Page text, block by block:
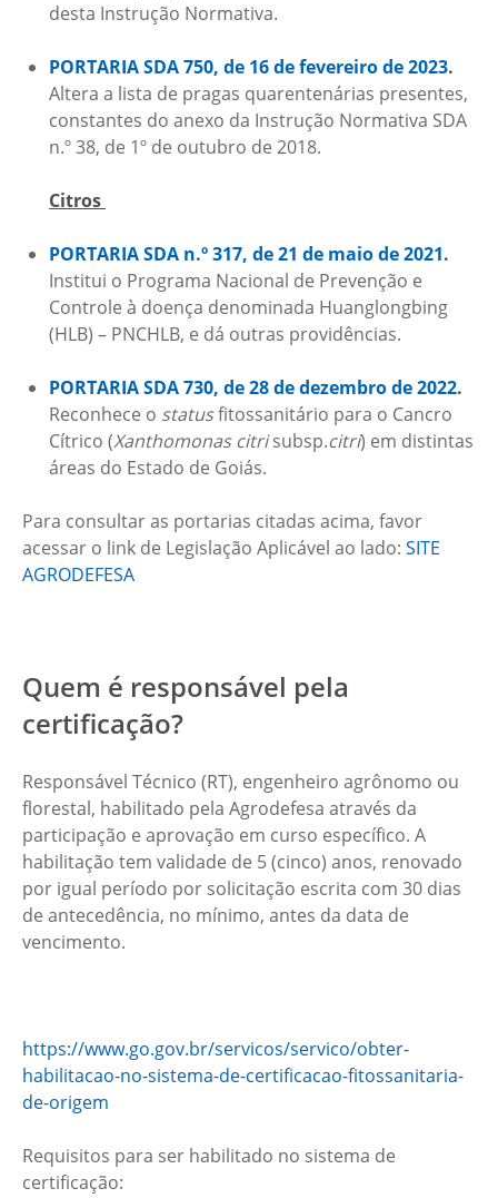
desta Instrução Normativa.
PORTARIA SDA 750, de 16 de fevereiro de 2023.
Altera a lista de pragas quarentenárias presentes,
constantes do anexo da Instrução Normativa SDA
n.º 38, de 1º de outubro de 2018.
Citros
PORTARIA SDA n.º 317, de 21 de maio de 2021.
Institui o Programa Nacional de Prevenção e
Controle à doença denominada Huanglongbing
(HLB) – PNCHLB, e dá outras providências.
PORTARIA SDA 730, de 28 de dezembro de 2022.
Reconhece o statusfitossanitário para o Cancro
Cítrico (Xanthomonas citrisubsp.citri) em distintas
áreas do Estado de Goiás.
Para consultar as portarias citadas acima, favor
acessar o link de Legislação Aplicável ao lado: SITE
AGRODEFESA
Quem é responsável pela
certificação?
Responsável Técnico (RT), engenheiro agrônomo ou
florestal, habilitado pela Agrodefesa através da
participação e aprovação em curso específico. A
habilitação tem validade de 5 (cinco) anos, renovado
por igual período por solicitação escrita com 30 dias
de antecedência, no mínimo, antes da data de
vencimento.
https://www.go.gov.br/servicos/servico/obter-
habilitacao-no-sistema-de-certificacao-fitossanitaria-
de-origem
Requisitos para ser habilitado no sistema de
certificação: